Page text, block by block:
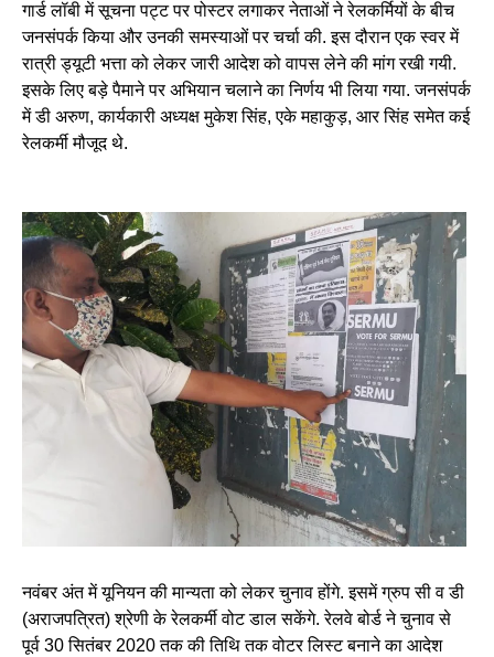
गार्ड लॉबी में सूचना पट्ट पर पोस्टर लगाकर नेताओं ने रेलकर्मियों के बीच
जनसंपर्क किया और उनकी समस्याओं पर चर्चा की. इस दौरान एक स्वर में
रात्री ड्यूटी भत्ता को लेकर जारी आदेश को वापस लेने की मांग रखी गयी.
इसके लिए बड़े पैमाने पर अभियान चलाने का निर्णय भी लिया गया. जनसंपर्क
में डी अरुण, कार्यकारी अध्यक्ष मुकेश सिंह, एके महाकुड़, आर सिंह समेत कई
रेलकर्मी मौजूद थे.
नवंबर अंत में यूनियन की मान्यता को लेकर चुनाव होंगे. इसमें ग्रुप सी व डी
(अराजपत्रित) श्रेणी के रेलकर्मी वोट डाल सकेंगे. रेलवे बोर्ड ने चुनाव से
पूर्व 30 सितंबर 2020 तक की तिथि तक वोटर लिस्ट बनाने का आदेश